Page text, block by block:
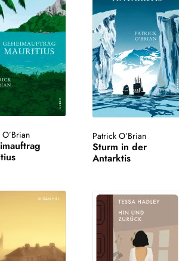
Patrick O’Brian
Sturm in der
Antarktis